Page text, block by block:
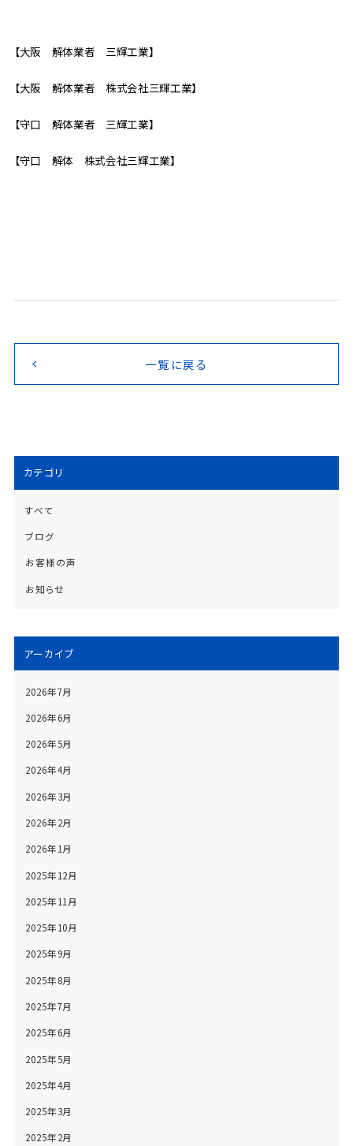
【大阪 解体業者 三輝工業】
【大阪 解体業者 株式会社三輝工業】
【守口 解体業者 三輝工業】
【守口 解体 株式会社三輝工業】
一覧に戻る
カテゴリ
すべて
ブログ
お客様の声
お知らせ
アーカイブ
2026年7月
2026年6月
2026年5月
2026年4月
2026年3月
2026年2月
2026年1月
2025年12月
2025年11月
2025年10月
2025年9月
2025年8月
2025年7月
2025年6月
2025年5月
2025年4月
2025年3月
2025年2月